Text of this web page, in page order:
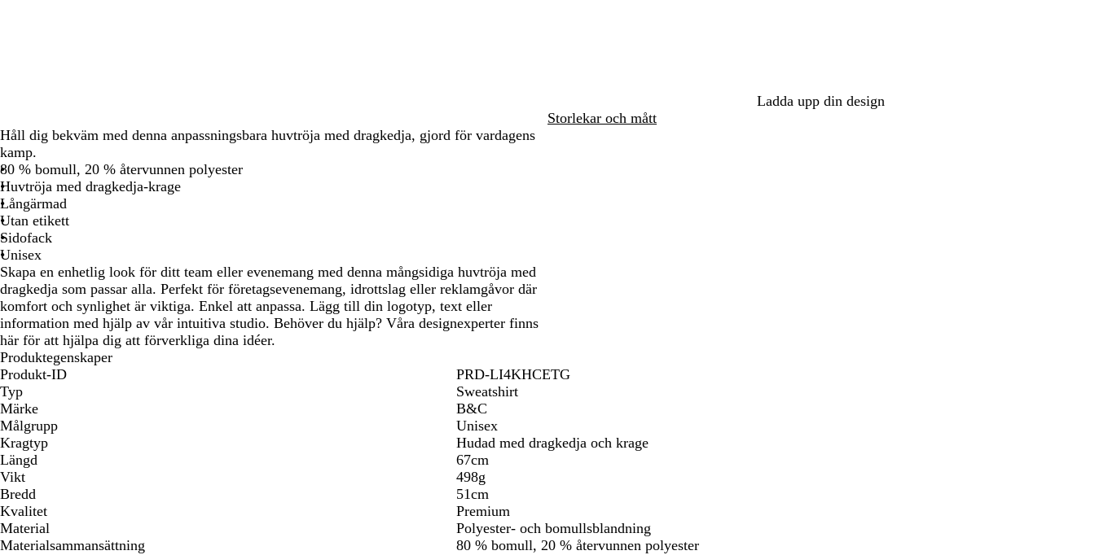
d
Ladda upp din design
Storlekar och mått
Håll dig bekväm med denna anpassningsbara huvtröja med dragkedja, gjord för vardagens
kamp.
80 % bomull, 20 % återvunnen polyester
Huvtröja med dragkedja-krage
Långärmad
Utan etikett
Sidofack
Unisex
Skapa en enhetlig look för ditt team eller evenemang med denna mångsidiga huvtröja med
dragkedja som passar alla. Perfekt för företagsevenemang, idrottslag eller reklamgåvor där
komfort och synlighet är viktiga. Enkel att anpassa. Lägg till din logotyp, text eller
information med hjälp av vår intuitiva studio. Behöver du hjälp? Våra designexperter finns
här för att hjälpa dig att förverkliga dina idéer.
Produktegenskaper
Produkt-ID
PRD-LI4KHCETG
Typ
Sweatshirt
Märke
B&C
Målgrupp
Unisex
Kragtyp
Hudad med dragkedja och krage
Längd
67cm
Vikt
498g
Bredd
51cm
Kvalitet
Premium
Material
Polyester- och bomullsblandning
Materialsammansättning
80 % bomull, 20 % återvunnen polyester